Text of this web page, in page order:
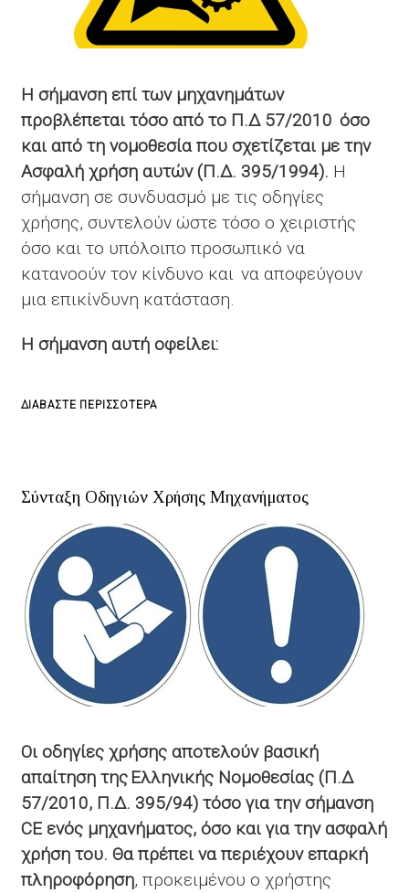
Η σήμανση επί των μηχανημάτων
προβλέπεται τόσο από το Π.Δ 57/2010 όσο
και από τη νομοθεσία που σχετίζεται με την
Ασφαλή χρήση αυτών (Π.Δ. 395/1994). Η
σήμανση σε συνδυασμό με τις οδηγίες
χρήσης, συντελούν ώστε τόσο ο χειριστής
όσο και το υπόλοιπο προσωπικό να
κατανοούν τον κίνδυνο και να αποφεύγουν
μια επικίνδυνη κατάσταση.
Η σήμανση αυτή οφείλει:
ΔΙΑΒΆΣΤΕ ΠΕΡΙΣΣΌΤΕΡΑ
ΑΣΦΆΛΕΙΑΣ
ΜΗΧΑΝΗΜΆΤΩΝ
Σύνταξη Οδηγιών Χρήσης Μηχανήματος
Οι οδηγίες χρήσης αποτελούν βασική
απαίτηση της Ελληνικής Νομοθεσίας(Π.Δ
57/2010, Π.Δ. 395/94) τόσο για την σήμανση
CE ενός μηχανήματος, όσο και για την ασφαλή
χρήση του. Θα πρέπει να περιέχουν επαρκή
πληροφόρηση, προκειμένου ο χρήστης